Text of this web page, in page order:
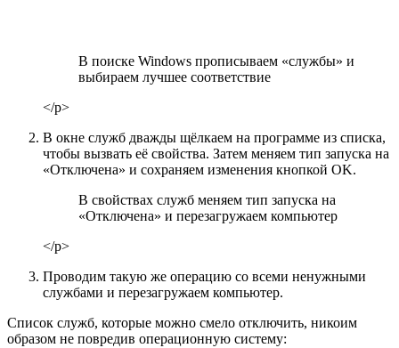
В поиске Windows прописываем «службы» и
выбираем лучшее соответствие
</p>
В окне служб дважды щёлкаем на программе из списка,
чтобы вызвать её свойства. Затем меняем тип запуска на
«Отключена» и сохраняем изменения кнопкой OK.
В свойствах служб меняем тип запуска на
«Отключена» и перезагружаем компьютер
</p>
Проводим такую же операцию со всеми ненужными
службами и перезагружаем компьютер.
Список служб, которые можно смело отключить, никоим
образом не повредив операционную систему: